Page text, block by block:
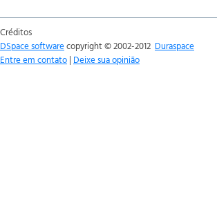
Créditos
DSpace softwarecopyright © 2002-2012 Duraspace
Entre em contato | Deixe sua opinião